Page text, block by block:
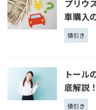
プリウ
車購入
値引き
トール
底解説
値引き